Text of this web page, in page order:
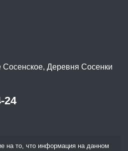
Сосенское, Деревня Сосенки
24
на то, что информация на данном